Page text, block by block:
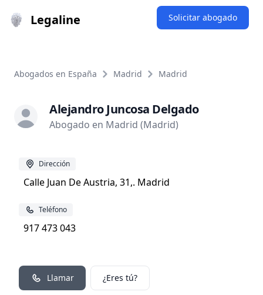
Legaline Solicitar abogado
Abogados en España Madrid Madrid
Alejandro Juncosa Delgado
Abogado en Madrid (Madrid)
Dirección
Calle Juan De Austria, 31,. Madrid
Teléfono
917 473 043
Llamar ¿Eres tú?